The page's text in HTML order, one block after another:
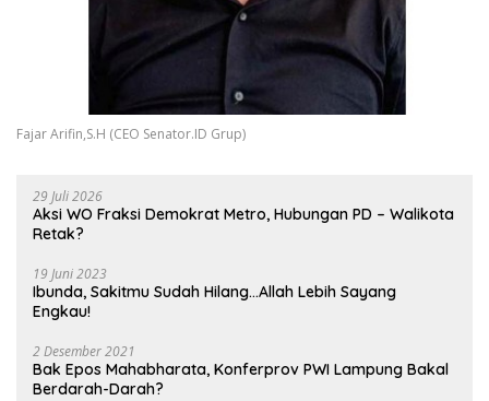
Fajar Arifin,S.H (CEO Senator.ID Grup)
29 Juli 2026
Aksi WO Fraksi Demokrat Metro, Hubungan PD – Walikota
Retak?
19 Juni 2023
Ibunda, Sakitmu Sudah Hilang…Allah Lebih Sayang
Engkau!
2 Desember 2021
Bak Epos Mahabharata, Konferprov PWI Lampung Bakal
Berdarah-Darah?